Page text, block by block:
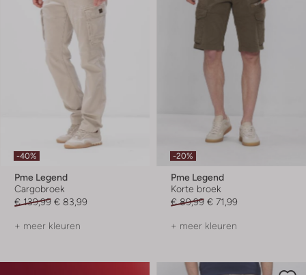
-40%
Pme Legend
Cargobroek
€ 139,99 € 83,99
+ meer kleuren
-20%
Pme Legend
Korte broek
€ 89,99 € 71,99
+ meer kleuren